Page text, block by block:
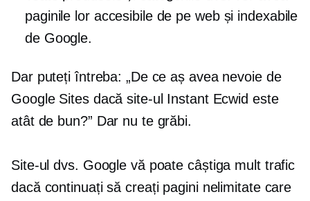
paginile lor accesibile de pe web și indexabile
de Google.
Dar puteți întreba: „De ce aș avea nevoie de
Google Sites dacă site-ul Instant Ecwid este
atât de bun?” Dar nu te grăbi.
Site-ul dvs. Google vă poate câștiga mult trafic
dacă continuați să creați pagini nelimitate care